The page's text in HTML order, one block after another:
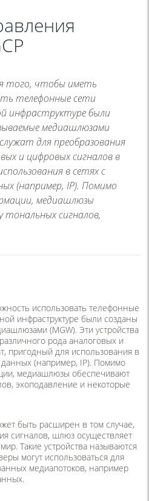
того, чтобы иметь
телефонные сети
инфраструктуре были
медиашлюзами
для преобразования
и цифровых сигналов в
в сетях с
(например, IP). Помимо
медиашлюзы
сигналов,
использовать телефонные
инфраструктуре были созданы
(MGW). Эти устройства
рода аналоговых и
пригодный для использования в
данных (например, IP). Помимо
медиашлюзы обеспечивают
эхоподавление и некоторые
быть расширен в том случае,
сигналов, шлюз осуществляет
Такие устройства называются
могут использоваться для
медиапотоков, например